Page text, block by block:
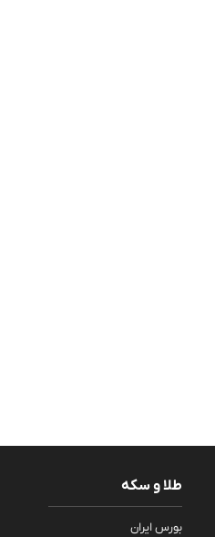
طلا و سکه
بورس ایران